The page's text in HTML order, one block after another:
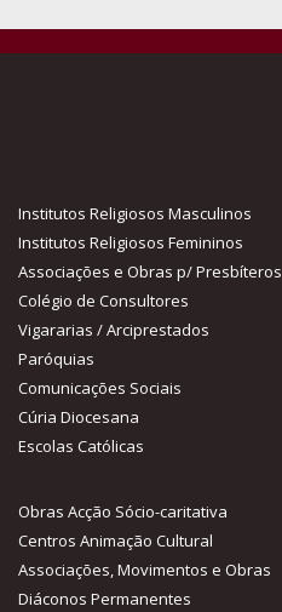
Institutos Religiosos Masculinos
Institutos Religiosos Femininos
Associações e Obras p/ Presbíteros
Colégio de Consultores
Vigararias / Arciprestados
Paróquias
Comunicações Sociais
Cúria Diocesana
Escolas Católicas
Obras Acção Sócio-caritativa
Centros Animação Cultural
Associações, Movimentos e Obras
Diáconos Permanentes